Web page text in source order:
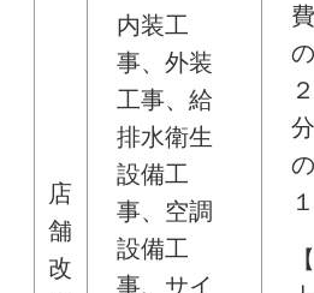
店
舗
改
内装工
事、外装
工事、給
排水衛生
設備工
事、空調
設備工
事、サイ
費
の
２
分
の
１
【